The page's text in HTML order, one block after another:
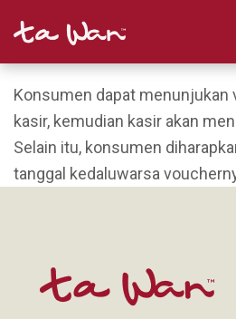
Konsumen dapat menunjukan
kasir, kemudian kasir akan
Selain itu, konsumen
tanggal kedaluwarsa